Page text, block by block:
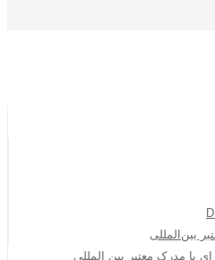
با مدرک معتبر بین المللی